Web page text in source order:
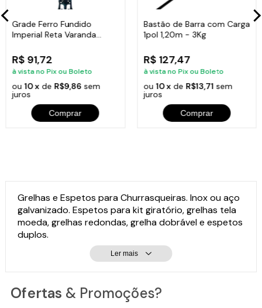
Grade Ferro Fundido
Imperial Reta Varanda
R$ 91,72
à vista no Pix ou Boleto
ou10 x de R$9,86 sem
juros
Comprar
Bastão de Barra com Carga
1pol 1,20m - 3Kg
R$ 127,47
à vista no Pix ou Boleto
ou 10 x de R$13,71 sem
juros
Comprar
Grelhas e Espetos para Churrasqueiras. Inox ou aço
galvanizado. Espetos para kit giratório, grelhas tela
moeda, grelhas redondas, grelha dobrável e espetos
duplos.
Ler mais
Ofertas & Promoções?